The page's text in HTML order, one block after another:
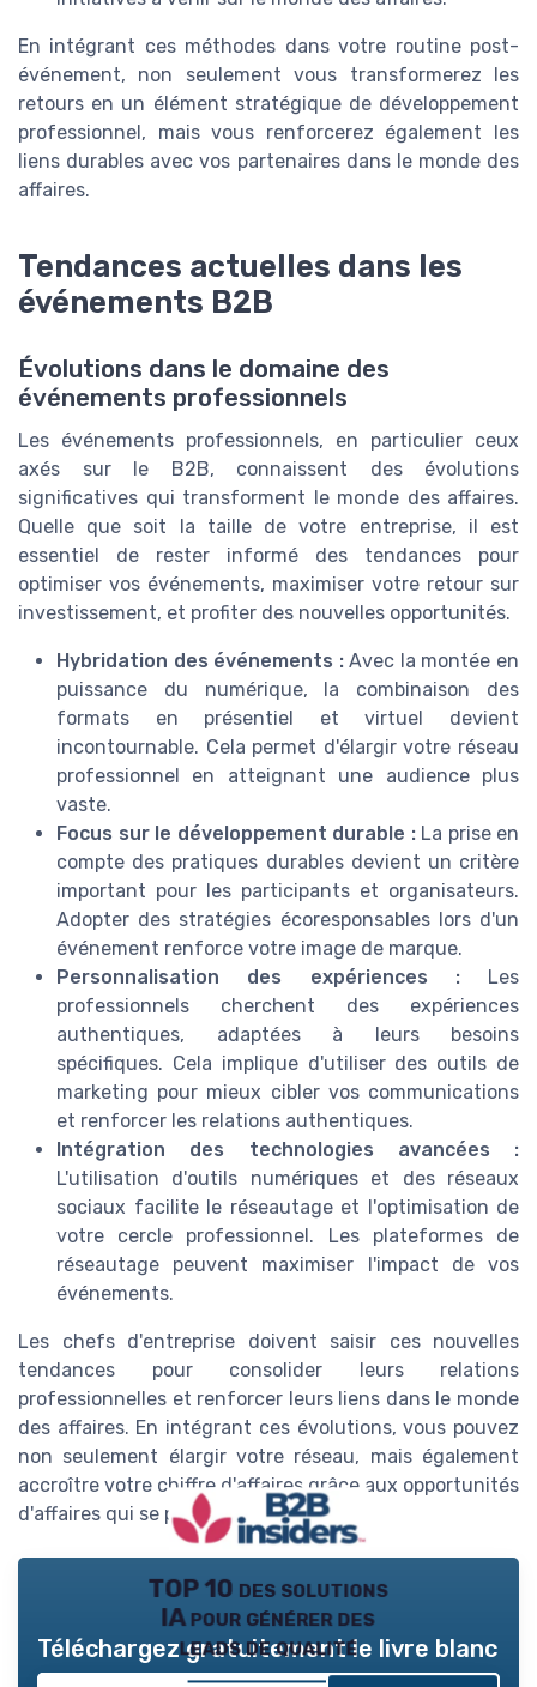
En intégrant ces méthodes dans votre routine post-
événement, non seulement vous transformerez les
retours en un élément stratégique de développement
professionnel, mais vous renforcerez également les
liens durables avec vos partenaires dans le monde des
affaires.
Tendances actuelles dans les
événements B2B
Évolutions dans le domaine des
événements professionnels
Les événements professionnels, en particulier ceux
axés sur le B2B, connaissent des évolutions
significatives qui transforment le monde des affaires.
Quelle que soit la taille de votre entreprise, il est
essentiel de rester informé des tendances pour
optimiser vos événements, maximiser votre retour sur
investissement, et profiter des nouvelles opportunités.
Hybridation des événements :Avec la montée en
puissance du numérique, la combinaison des
formats en présentiel et virtuel devient
incontournable. Cela permet d'élargir votre réseau
professionnel en atteignant une audience plus
vaste.
Focus sur le développement durable :La prise en
compte des pratiques durables devient un critère
important pour les participants et organisateurs.
Adopter des stratégies écoresponsables lors d'un
événement renforce votre image de marque.
Personnalisation des expériences :Les
professionnels cherchent des expériences
authentiques, adaptées à leurs besoins
spécifiques. Cela implique d'utiliser des outils de
marketing pour mieux cibler vos communications
et renforcer les relations authentiques.
Intégration des technologies avancées :
L'utilisation d'outils numériques et des réseaux
sociaux facilite le réseautage et l'optimisation de
votre cercle professionnel. Les plateformes de
réseautage peuvent maximiser l'impact de vos
événements.
Les chefs d'entreprise doivent saisir ces nouvelles
tendances pour consolider leurs relations
professionnelles et renforcer leurs liens dans le monde
des affaires. En intégrant ces évolutions, vous pouvez
non seulement élargir votre réseau, mais également
accroître votre chiffre d'affaires grâce aux opportunités
d'affaires qui se présentent.
TOP 10 des solutions
IA pour générer des
leads de qualité
Téléchargez gratuitement le livre blanc